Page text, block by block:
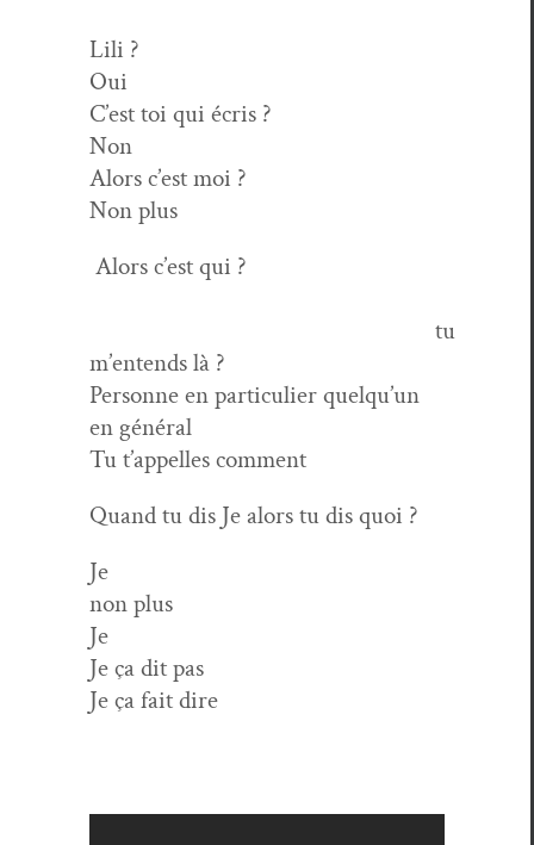
Lili ?
Oui
C’est toi qui écris ?
Non
Alors c’est moi ?
Non plus
Alors c’est qui ?
tu
m’entends là ?
Per­son­ne en par­ti­c­uli­er quelqu’un
en général
Tu t’appelles comment
Quand tu dis Je alors tu dis quoi ?
Je
non plus
Je
Je ça dit pas
Je ça fait dire